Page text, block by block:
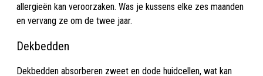
allergieën kan veroorzaken. Was je kussens elke zes maanden
en vervang ze om de twee jaar.
Dekbedden
Dekbedden absorberen zweet en dode huidcellen, wat kan